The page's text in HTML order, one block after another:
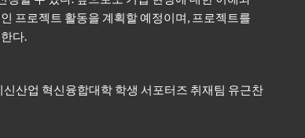
프로젝트 활동을 계획할 예정이며, 프로젝트를
다.
신산업 혁신융합대학 학생 서포터즈 취재팀 유근찬